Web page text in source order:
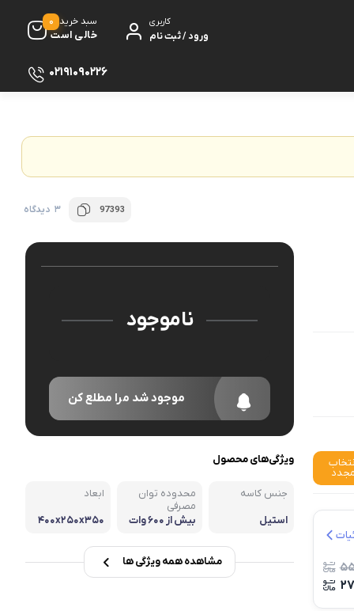
کاربری
ورود / ثبت نام
سبد خرید
خالی است
0
ظروف سرو و پذیرایی
ظروف نگهداری
کلمن و فلاسک
02191090226
97393 3 دیدگاه
ناموجود
موجود شد مرا مطلع کن
ویژگی‌های محصول
جنس کاسه
استیل
محدوده توان
مصرفی
بیش از ۶۰۰ وات
ابعاد
۴۰۰x۲۵۰x۳۵۰
مشاهده همه ویژگی ها